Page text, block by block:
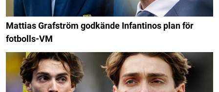
Mattias Grafström godkände Infantinos plan för
fotbolls-VM